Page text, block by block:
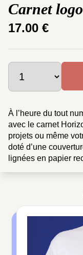
Carnet
17.00 €
À l’heure du tout
avec le carnet
projets ou même
doté d’une
lignées en papier